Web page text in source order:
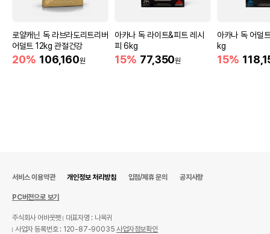
로얄캐닌 독 라브라도리트리버
어덜트 12kg 관절건강
20% 106,160원
아카나 독 라이트&피트 레시
피 6kg
15% 77,350원
아카나 독 어덜
kg
15%
서비스 이용약관 개인정보 처리방침 입점/제휴 문의 공지사항
PC버전으로 보기
주식회사 어바웃펫
대표자명 : 나옥귀
사업자 등록번호 : 120-87-90035사업자정보확인